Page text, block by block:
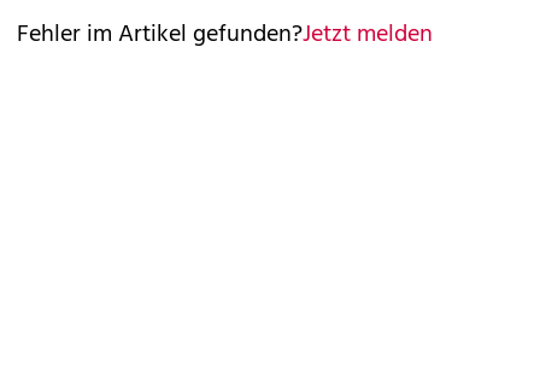
Fehler im Artikel gefunden?Jetzt melden